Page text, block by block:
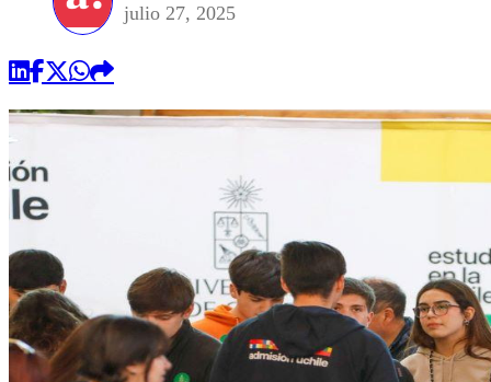
julio 27, 2025